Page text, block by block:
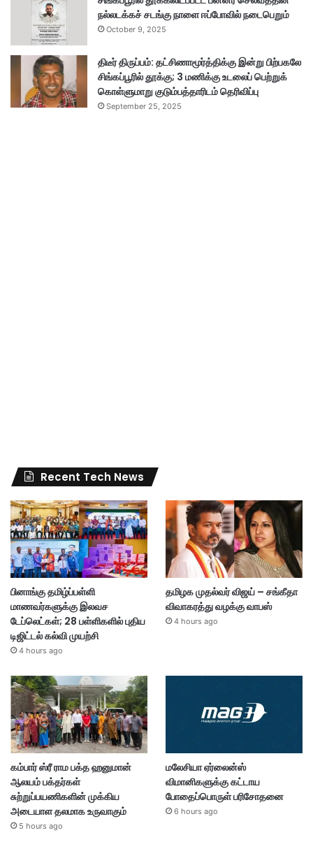
நல்லடக்கச் சடங்கு நாளை ஈப்போவில் நடைபெறும்
October 9, 2025
திடீர் திருப்பம்: தட்சிணாமூர்த்திக்கு இன்று பிற்பகலே
சிங்கப்பூரில் தூக்கு; 3 மணிக்கு உடலைப் பெற்றுக்
கொள்ளுமாறு குடும்பத்தாரிடம் தெரிவிப்பு
September 25, 2025
Recent Tech News
பினாங்கு தமிழ்ப்பள்ளி
மாணவர்களுக்கு இலவச
டேப்லெட்கள்; 28 பள்ளிகளில் புதிய
டிஜிட்டல் கல்வி முயற்சி
4 hours ago
தமிழக முதல்வர் விஜய் – சங்கீதா
விவாகரத்து வழக்கு வாபஸ்
4 hours ago
கம்பார் ஸ்ரீ ராம பக்த ஹனுமான்
ஆலயம் பக்தர்கள்
சுற்றுப்பயணிகளின் முக்கிய
அடையாள தலமாக உருவாகும்
5 hours ago
மலேசியா ஏர்லைன்ஸ்
விமானிகளுக்கு கட்டாய
போதைப்பொருள் பரிசோதனை
6 hours ago